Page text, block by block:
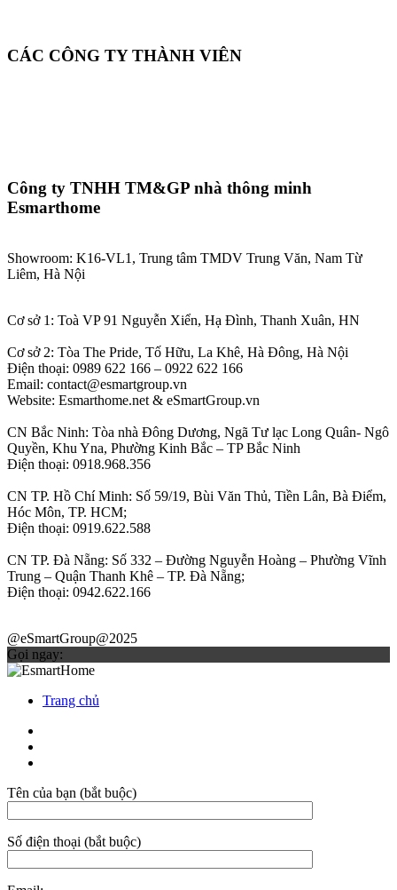
CÁC CÔNG TY THÀNH VIÊN
Công ty TNHH TM&GP nhà thông minh
Esmarthome
Showroom: K16-VL1, Trung tâm TMDV Trung Văn, Nam Từ
Liêm, Hà Nội
Cơ sở 1: Toà VP 91 Nguyễn Xiển, Hạ Đình, Thanh Xuân, HN
Cơ sở 2: Tòa The Pride, Tố Hữu, La Khê, Hà Đông, Hà Nội
Điện thoại: 0989 622 166 – 0922 622 166
Email: contact@esmartgroup.vn
Website: Esmarthome.net & eSmartGroup.vn
CN Bắc Ninh: Tòa nhà Đông Dương, Ngã Tư lạc Long Quân- Ngô
Quyền, Khu Yna, Phường Kinh Bắc – TP Bắc Ninh
Điện thoại: 0918.968.356
CN TP. Hồ Chí Minh: Số 59/19, Bùi Văn Thủ, Tiền Lân, Bà Điểm,
Hóc Môn, TP. HCM;
Điện thoại: 0919.622.588
CN TP. Đà Nẵng: Số 332 – Đường Nguyễn Hoàng – Phường Vĩnh
Trung – Quận Thanh Khê – TP. Đà Nẵng;
Điện thoại: 0942.622.166
@eSmartGroup@2025
Gọi ngay:
Trang chủ
Tên của bạn (bắt buộc)
Số điện thoại (bắt buộc)